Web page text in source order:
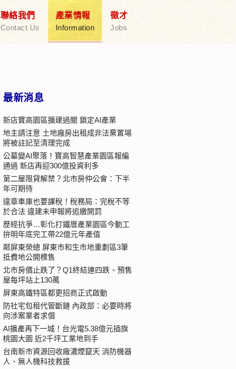
聯絡我們
Contact Us
產業情報
Information
徵才
Jobs
最新消息
新店寶高園區擴建過關 鎖定AI產業
地主請注意 土地廠房出租成非法棄置場
將被註記至清理完成
公墓變AI聚落！寶高智慧產業園區報編
通過 新店再迎300億投資利多
第二屋限貸解禁？北市房仲公會：下半
年可期待
違章車庫也要課稅！稅務局：完稅不等
於合法 違建未申報將追繳開罰
歷經抗爭…彰化打鐵厝產業園區今動工
拚明年底完工帶22億元年產值
鄰屏東榮總 屏東市和生市地重劃區3筆
抵費地公開標售
北市房價止跌了？Q1終結連四跌、預售
屋每坪站上130萬
屏東高鐵特區都更招商正式啟動
防社宅包租代管斷鏈 內政部：必要時將
向涉案業者求償
AI擴產再下一城！台光電5.38億元插旗
桃園大園 近2千坪工業地到手
台南新市資源回收廠濃煙竄天 消防機器
人、無人機科技救援